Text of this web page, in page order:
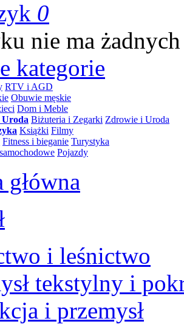
0
nie ma
kategorie
RTV i AGD
Obuwie męskie
Dom i Meble
Biżuteria i Zegarki Zdrowie i Uroda
Książki Filmy
Fitness i bieganie Turystyka
Pojazdy
główna
i leśnictwo
tekstylny i
i przemysł